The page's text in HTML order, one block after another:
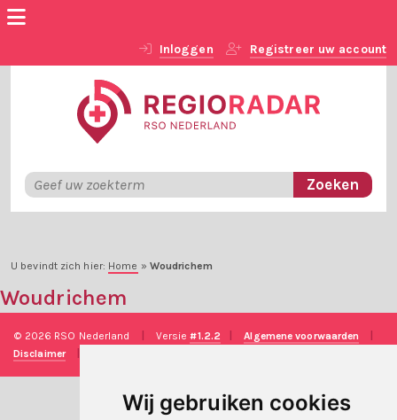
Wij gebruiken cookies
Inloggen Registreer uw account
U bevindt zich hier: Home » Woudrichem
Woudrichem
© 2026 RSO Nederland Versie#1.2.2 Algemene voorwaarden
Disclaimer